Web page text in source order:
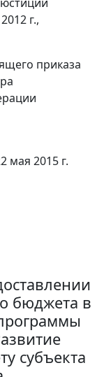
г.,
приказа
мая 2015 г.
бюджета в
субъекта